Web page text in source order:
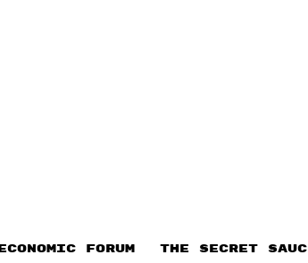
ECONOMIC FORUM THE SECRET